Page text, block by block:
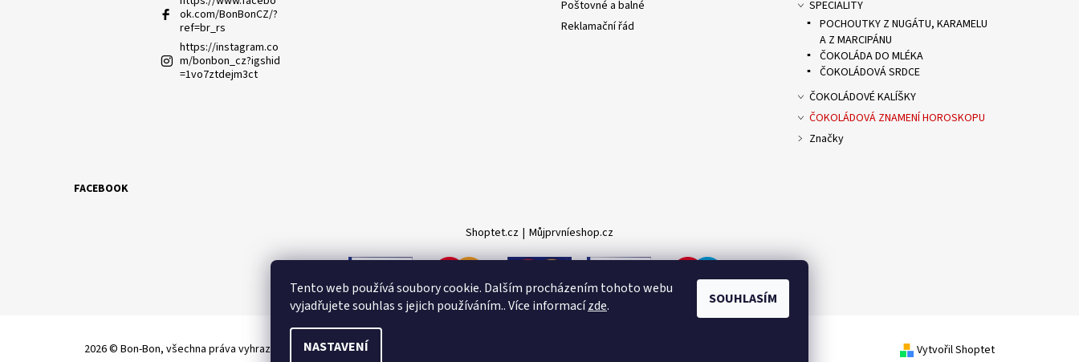
ok.com/BonBonCZ/?
ref=br_rs
https://instagram.co
m/bonbon_cz?igshid
=1vo7ztdejm3ct
Poštovné a balné
Reklamační řád
SPECIALITY
POCHOUTKY Z NUGÁTU, KARAMELU
A Z MARCIPÁNU
ČOKOLÁDA DO MLÉKA
ČOKOLÁDOVÁ SRDCE
ČOKOLÁDOVÉ KALÍŠKY
ČOKOLÁDOVÁ ZNAMENÍ HOROSKOPU
Značky
FACEBOOK
Shoptet.cz | Můjprvníeshop.cz
2026 © Bon-Bon, všechna práva vyhrazena Vytvořil Shoptet
Tento web používá soubory cookie. Dalším procházením tohoto webu
vyjadřujete souhlas s jejich používáním.. Více informacízde.
NASTAVENÍ
SOUHLASÍM